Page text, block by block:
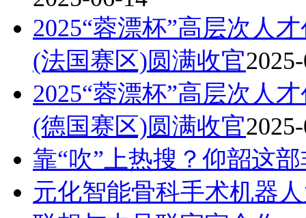
2025“蓉漂杯”高层次人
(法国赛区)圆满收官
2025“蓉漂杯”高层次人
(德国赛区)圆满收官
靠“吹”上热搜？仰韶这
元化智能骨科手术机器